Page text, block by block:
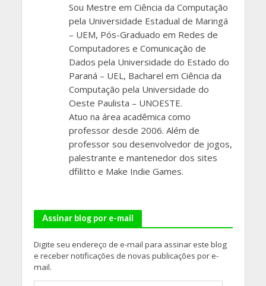
Sou Mestre em Ciência da Computação
pela Universidade Estadual de Maringá
– UEM, Pós-Graduado em Redes de
Computadores e Comunicação de
Dados pela Universidade do Estado do
Paraná – UEL, Bacharel em Ciência da
Computação pela Universidade do
Oeste Paulista – UNOESTE.
Atuo na área acadêmica como
professor desde 2006. Além de
professor sou desenvolvedor de jogos,
palestrante e mantenedor dos sites
dfilitto e Make Indie Games.
Assinar blog por e-mail
Digite seu endereço de e-mail para assinar este blog
e receber notificações de novas publicações por e-
mail.